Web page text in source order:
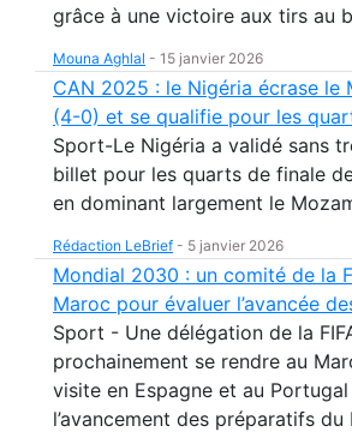
grâce à une victoire aux tirs au
Mouna Aghlal - 15 janvier 2026
CAN 2025 : le Nigéria écrase le
(4-0) et se qualifie pour les
Sport-Le Nigéria a validé sans
billet pour les quarts de finale
en dominant largement le
Rédaction LeBrief - 5 janvier 2026
Mondial 2030 : un comité de la
Maroc pour évaluer l’avancée
Sport - Une délégation de la
prochainement se rendre au
visite en Espagne et au
l’avancement des préparatifs